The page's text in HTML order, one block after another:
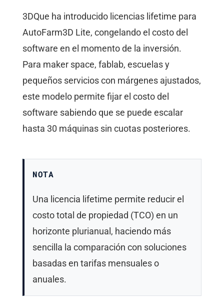
3DQue ha introducido licencias lifetime para
AutoFarm3D Lite, congelando el costo del
software en el momento de la inversión.
Para maker space, fablab, escuelas y
pequeños servicios con márgenes ajustados,
este modelo permite fijar el costo del
software sabiendo que se puede escalar
hasta 30 máquinas sin cuotas posteriores.
NOTA
Una licencia lifetime permite reducir el
costo total de propiedad (TCO) en un
horizonte plurianual, haciendo más
sencilla la comparación con soluciones
basadas en tarifas mensuales o
anuales.